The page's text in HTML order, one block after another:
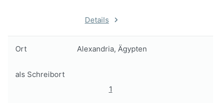
Details
Ort Alexandria, Ägypten
als Schreibort
1